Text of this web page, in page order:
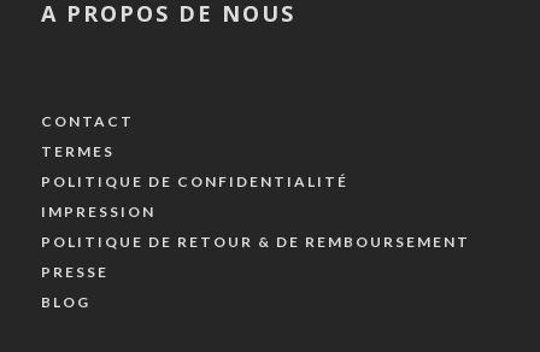
A PROPOS DE NOUS
CONTACT
TERMES
POLITIQUE DE CONFIDENTIALITÉ
IMPRESSION
POLITIQUE DE RETOUR & DE REMBOURSEMENT
PRESSE
BLOG